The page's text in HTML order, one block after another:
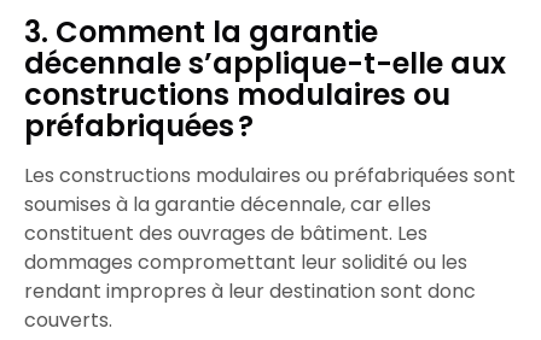
3. Comment la garantie
décennale s’applique-t-elle aux
constructions modulaires ou
préfabriquées ?
Les constructions modulaires ou préfabriquées sont
soumises à la garantie décennale, car elles
constituent des ouvrages de bâtiment. Les
dommages compromettant leur solidité ou les
rendant impropres à leur destination sont donc
couverts.​